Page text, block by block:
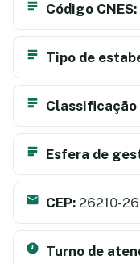
Código CNES:
Tipo de
Classificação
Esfera de
CEP: 26210-
Turno de